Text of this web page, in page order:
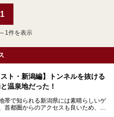
1
1件を表示
スト・新潟編】トンネルを抜ける
温泉地だった！
帯で知られる新潟県には素晴らしいゲ
首都圏からのアクセスも良いため、関